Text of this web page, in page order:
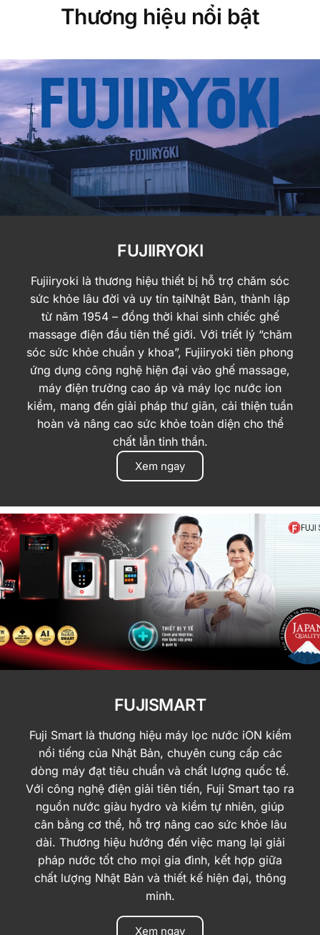
Thương hiệu nổi bật
FUJIIRYOKI
Fujiiryoki là thương hiệu thiết bị hỗ trợ chăm sóc
sức khỏe lâu đời và uy tín tạiNhật Bản, thành lập
từ năm 1954 – đồng thời khai sinh chiếc ghế
massage điện đầu tiên thế giới. Với triết lý “chăm
sóc sức khỏe chuẩn y khoa”, Fujiiryoki tiên phong
ứng dụng công nghệ hiện đại vào ghế massage,
máy điện trường cao áp và máy lọc nước ion
kiềm, mang đến giải pháp thư giãn, cải thiện tuần
hoàn và nâng cao sức khỏe toàn diện cho thể
chất lẫn tinh thần.
Xem ngay
FUJISMART
Fuji Smart là thương hiệu máy lọc nước iON kiềm
nổi tiếng của Nhật Bản, chuyên cung cấp các
dòng máy đạt tiêu chuẩn và chất lượng quốc tế.
Với công nghệ điện giải tiên tiến, Fuji Smart tạo ra
nguồn nước giàu hydro và kiềm tự nhiên, giúp
cân bằng cơ thể, hỗ trợ nâng cao sức khỏe lâu
dài. Thương hiệu hướng đến việc mang lại giải
pháp nước tốt cho mọi gia đình, kết hợp giữa
chất lượng Nhật Bản và thiết kế hiện đại, thông
minh.
Xem ngay